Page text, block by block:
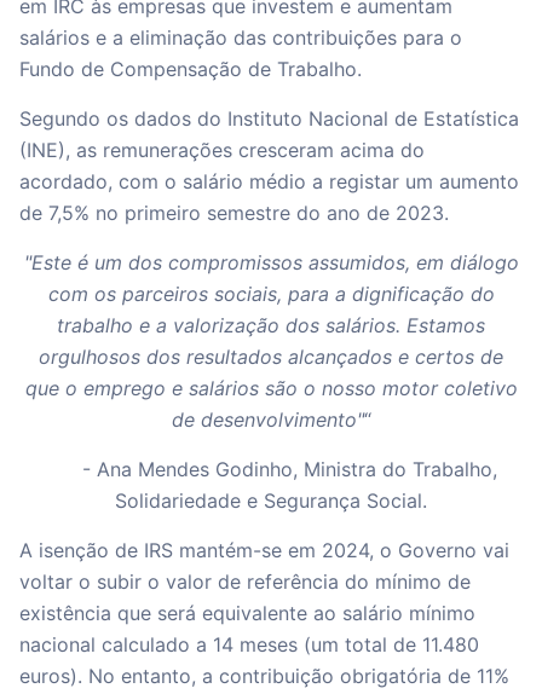
em IRC às empresas que investem e aumentam
salários e a eliminação das contribuições para o
Fundo de Compensação de Trabalho.
Segundo os dados do Instituto Nacional de Estatística
(INE), as remunerações cresceram acima do
acordado, com o salário médio a registar um aumento
de 7,5% no primeiro semestre do ano de 2023.
"Este é um dos compromissos assumidos, em diálogo
com os parceiros sociais, para a dignificação do
trabalho e a valorização dos salários. Estamos
orgulhosos dos resultados alcançados e certos de
que o emprego e salários são o nosso motor coletivo
de desenvolvimento"“
- Ana Mendes Godinho, Ministra do Trabalho,
Solidariedade e Segurança Social.
A isenção de IRS mantém-se em 2024, o Governo vai
voltar o subir o valor de referência do mínimo de
existência que será equivalente ao salário mínimo
nacional calculado a 14 meses (um total de 11.480
euros). No entanto, a contribuição obrigatória de 11%